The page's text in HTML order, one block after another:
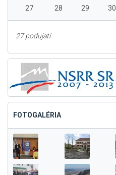
27
28 29 30
27 podujatí
FOTOGALÉRIA